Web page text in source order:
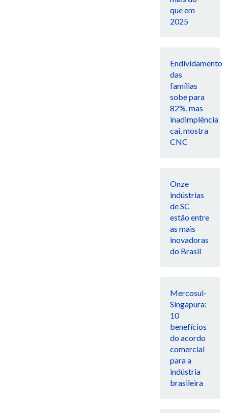
que em
2025
Endividamento
das
famílias
sobe para
82%, mas
inadimplência
cai, mostra
CNC
Onze
indústrias
de SC
estão entre
as mais
inovadoras
do Brasil
Mercosul-
Singapura:
10
benefícios
do acordo
comercial
para a
indústria
brasileira